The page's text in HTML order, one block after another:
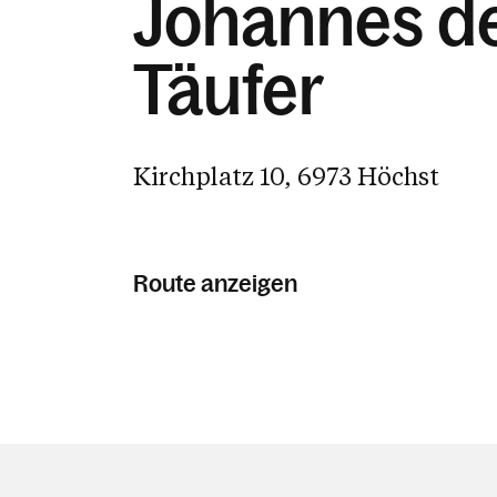
Johannes
Täufer
Kirchplatz 10, 6973 Höchst
Route anzeigen